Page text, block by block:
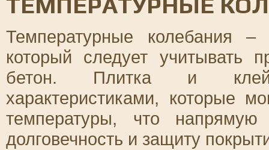
Температурные колебания
который следует учитывать
бетон. Плитка и клей
характеристиками, которые
температуры, что
долговечность и защиту